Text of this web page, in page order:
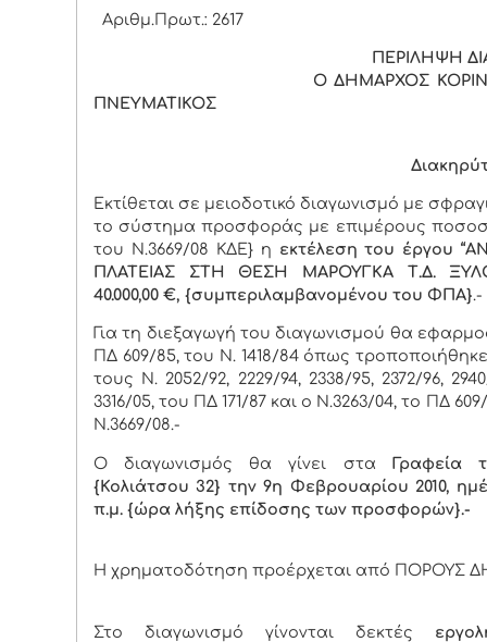
Αριθμ.Πρωτ.: 2617
ΠΕΡΙΛΗΨΗ
Ο ΔΗΜΑΡΧΟΣ
ΠΝΕΥΜΑΤΙΚΟΣ
Εκτίθεται σε μειοδοτικό διαγωνισμό με
το σύστημα προσφοράς με επιμέρους
του Ν.3669/08 ΚΔΕ} η εκτέλεση του έργου
ΠΛΑΤΕΙΑΣ ΣΤΗ ΘΕΣΗ ΜΑΡΟΥΓΚΑ Τ.Δ.
40.000,00 €, {συμπεριλαμβανομένου του ΦΠΑ}.-
Για τη διεξαγωγή του διαγωνισμού θα
ΠΔ 609/85, του Ν. 1418/84 όπως
τους Ν. 2052/92, 2229/94, 2338/95, 2372/96,
3316/05, του ΠΔ 171/87 και ο Ν.3263/04, το ΠΔ
Ν.3669/08.-
Ο διαγωνισμός θα γίνει στα
Γραφεία
{Κολιάτσου 32} την 9η Φεβρουαρίου 2010,
π.μ. {ώρα λήξης επίδοσης των προσφορών}.-
Η χρηματοδότηση προέρχεται από ΠΟΡΟΥΣ
Στο διαγωνισμό γίνονται δεκτές